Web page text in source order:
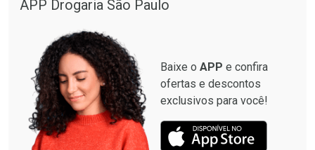
APP Drogaria São Paulo
Baixe o APP e confira
ofertas e descontos
exclusivos para você!